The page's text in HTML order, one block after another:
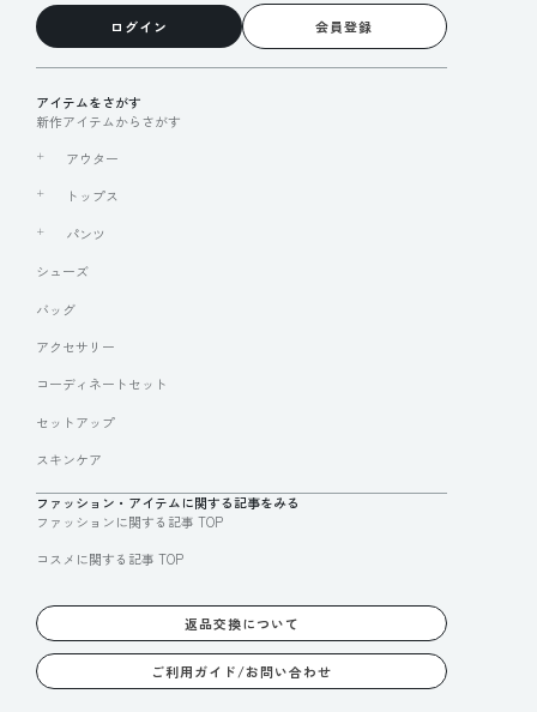
ログイン 会員登録
アイテムをさがす
新作アイテムからさがす
アウター
トップス
パンツ
シューズ
バッグ
アクセサリー
コーディネートセット
セットアップ
スキンケア
ファッション・アイテムに関する記事をみる
ファッションに関する記事 TOP
コスメに関する記事 TOP
返品交換について
ご利用ガイド/お問い合わせ